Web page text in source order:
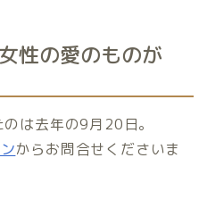
性の愛のものが
は去年の9月20日。
からお問合せくださいま